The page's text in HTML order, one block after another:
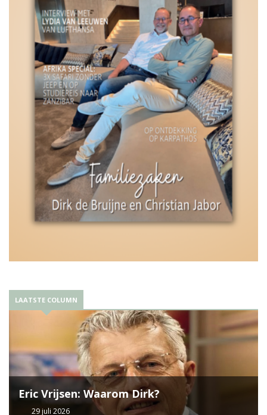
LAATSTE COLUMN
Eric Vrijsen: Waarom Dirk?
29 juli 2026